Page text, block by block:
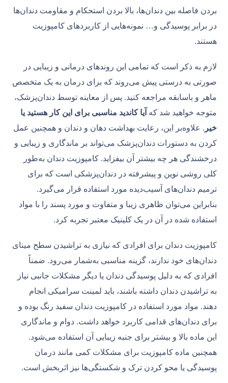
بردن فاصله بین دندان‌ها، بالا بردن استحکام و مقاومت دندان‌ها
در برابر پوسیدگی و… نمونه‌هایی از کاربردهای کامپوزیت
هستند.
لازم به ذکر است که تمامی این روندهای درمانی و زیبایی در
صورتی به درستی پیش می‌روند که برای درمان به یک متخصص
ماهر و باسابقه مراجعه کنید. پس از معاینه توسط دندان‌پزشک،
متوجه خواهید شد که آیا کاندید مناسبی برای این کار هستید یا
خیر . علاوه‌بر این، رعایت بهداشت دهان و دندان و همچنین عمل
کردن به دستورات دندان‌پزشک می‌تواند بر ماندگاری و زیبایی و
درخشندگی هر چه بیشتر آن بیفزاید. کامپوزیت دندان به‌طور
کلی روشی نوین و پیشرفته در دندان‌پزشکی است که برای
ترمیم دندان‌های آسیب‌دیده مورد استفاده قرار می‌گیرد.
بنابراین می‌توان ظاهری زیبا و متفاوت و مورد پسند را با مواد
استفاده شده در آن در یک کلینیک معتبر تجربه کرد.
کامپوزیت دندان برای افرادی که نیازی به تراشیدن سطح مینای
دندان‌های خود ندارند، گزینه مناسبی به‌شمار می‌رود. ضمناً
افرادی که به دلیل پوسیدگی دندان یا دیگر مشکلات جانبی نیاز
به تراشیدن دندان داشته باشند، باید لمینت سرامیکی انجام
دهند. مواد مورد استفاده در کامپوزیت دندان سفید رنگ بوده و
برای دندان‌های قدامی کاربرد خواهد داشت. دوام و ماندگاری
این ماده بالا و بیشتر برای جنبه زیبایی آن استفاده می‌شود.
همچنین ماده کامپوزیت برای مشکلات کمی مانند درمان
پوسیدگی یا محو کردن ترک و شکستگی‌ها نیز اثربخش است.